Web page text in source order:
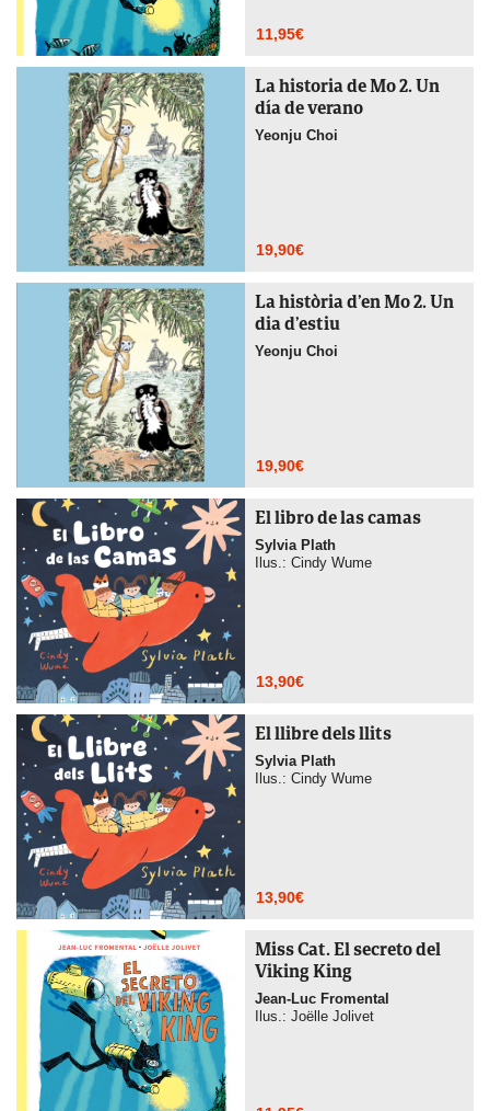
11,95€
La historia de Mo 2. Un
día de verano
Yeonju Choi
19,90€
La història d’en Mo 2. Un
dia d’estiu
Yeonju Choi
19,90€
El libro de las camas
Sylvia Plath
Ilus.: Cindy Wume
13,90€
El llibre dels llits
Sylvia Plath
Ilus.: Cindy Wume
13,90€
Miss Cat. El secreto del
Viking King
Jean-Luc Fromental
Ilus.: Joëlle Jolivet